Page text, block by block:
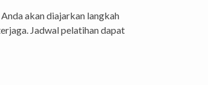
akan diajarkan langkah
Jadwal pelatihan dapat